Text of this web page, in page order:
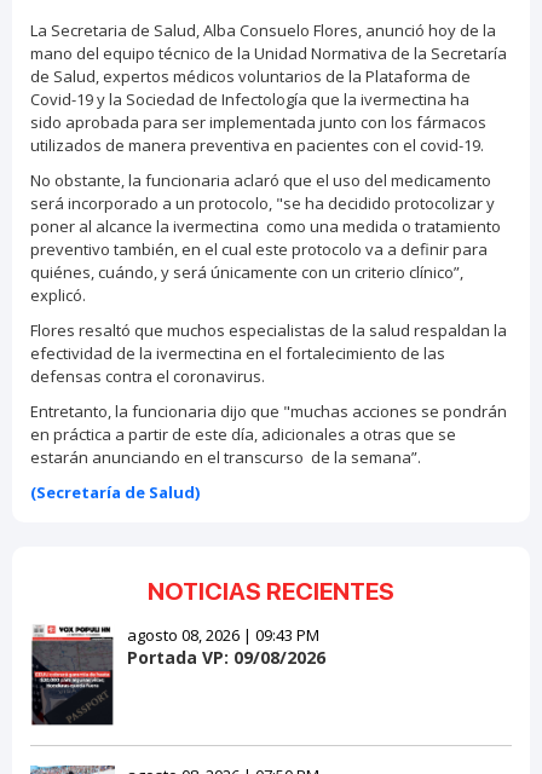
La Secretaria de Salud, Alba Consuelo Flores, anunció hoy de la
mano del equipo técnico de la Unidad Normativa de la Secretaría
de Salud, expertos médicos voluntarios de la Plataforma de
Covid-19 y la Sociedad de Infectología que la ivermectina ha
sido aprobada para ser implementada junto con los fármacos
utilizados de manera preventiva en pacientes con el covid-19.
No obstante, la funcionaria aclaró que el uso del medicamento
será incorporado a un protocolo, "se ha decidido protocolizar y
poner al alcance la ivermectina como una medida o tratamiento
preventivo también, en el cual este protocolo va a definir para
quiénes, cuándo, y será únicamente con un criterio clínico”,
explicó.
Flores resaltó que muchos especialistas de la salud respaldan la
efectividad de la ivermectina en el fortalecimiento de las
defensas contra el coronavirus.
Entretanto, la funcionaria dijo que "muchas acciones se pondrán
en práctica a partir de este día, adicionales a otras que se
estarán anunciando en el transcurso de la semana”.
(Secretaría de Salud)
NOTICIAS RECIENTES
agosto 08, 2026 | 09:43 PM
Portada VP: 09/08/2026